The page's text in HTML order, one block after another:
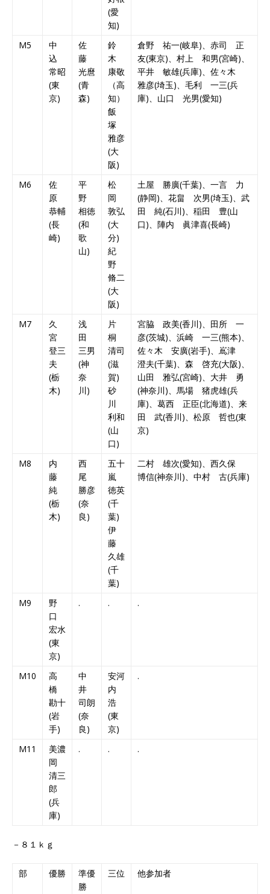
(愛
知)
M5
中
込
常昭
(東
京)
佐
藤
光麿
(青
森)
鈴
木
康敬
（高
知）
飯
塚
雅彦
(大
阪)
倉野 祐一(岐阜)、赤司 正
友(東京)、村上 和男(宮崎)、
平井 敏雄(兵庫)、佐々木
雅彦(埼玉)、毛利 一三(兵
庫)、山口 光男(愛知)
M6
佐
原
恭輔
(長
崎)
平
野
相徳
(和
歌
山)
松
岡
敦弘
(大
分)
紀
野
脩二
(大
阪)
土屋 勝廣(千葉)、一言 力
(静岡)、花畠 次男(埼玉)、武
田 純(石川)、稲田 豊(山
口)、陣内 眞津喜(長崎)
M7
久
宮
登三
夫
(栃
木)
浅
田
三男
(神
奈
川)
片
桐
清司
(滋
賀)
砂
川
利和
(山
口)
宮脇 政美(香川)、田所 一
彦(茨城)、浜崎 一三(熊本)、
佐々木 安廣(岩手)、嶌津
澄夫(千葉)、森 啓充(大阪)、
山田 雅弘(宮崎)、大井 勇
(神奈川)、馬場 猪虎雄(兵
庫)、葛西 正臣(北海道)、来
田 武(香川)、松原 哲也(東
京)
M8
内
藤
純
(栃
木)
西
尾
勝彦
(奈
良)
五十
嵐
徳英
(千
葉)
伊
藤
久雄
(千
葉)
二村 雄次(愛知)、西久保
博信(神奈川)、中村 古(兵庫)
M9
野
口
宏水
(東
京)
. . .
M10
高
橋
勘十
(岩
手)
中
井
司朗
(奈
良)
安河
内
浩
(東
京)
.
M11
美濃
岡
清三
郎
(兵
庫)
. . .
－８１ｋｇ
部 優勝
準優
勝
三位 他参加者